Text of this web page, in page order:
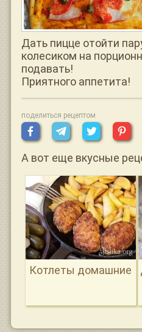
Дать пицце отойти
колесиком на
подавать!
Приятного аппетита!
поделиться рецептом
А вот еще вкусные
Котлеты домашние